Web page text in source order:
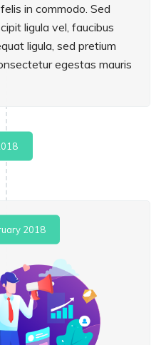
in commodo. Sed
ligula vel, faucibus
ligula, sed pretium
egestas mauris
2018